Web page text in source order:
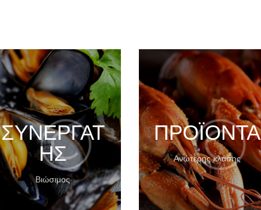
ΣΥΝΕΡΓΆΤ
ΗΣ
Βιώσιμος
ΠΡΟΪΌΝΤΑ
Ανώτερης κλάσης